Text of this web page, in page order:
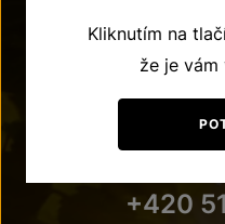
+420
Kliknutím na
že je vám